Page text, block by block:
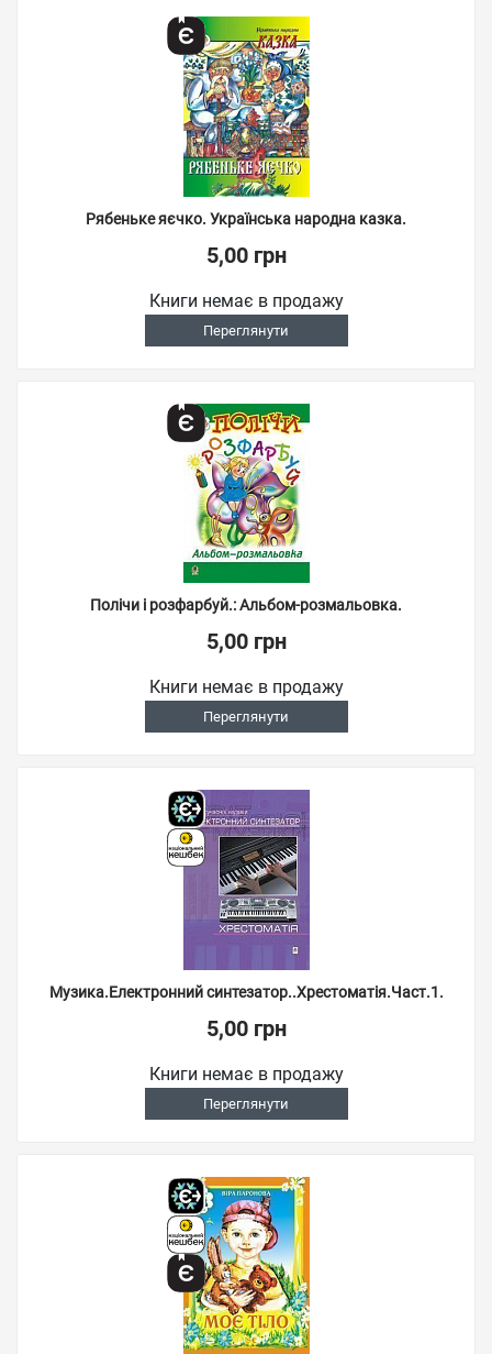
Рябеньке яєчко. Українська народна казка.
5,00 грн
Книги немає в продажу
Переглянути
Полічи і розфарбуй.: Альбом-розмальовка.
5,00 грн
Книги немає в продажу
Переглянути
Музика.Електронний синтезатор..Хрестоматія.Част.1.
5,00 грн
Книги немає в продажу
Переглянути